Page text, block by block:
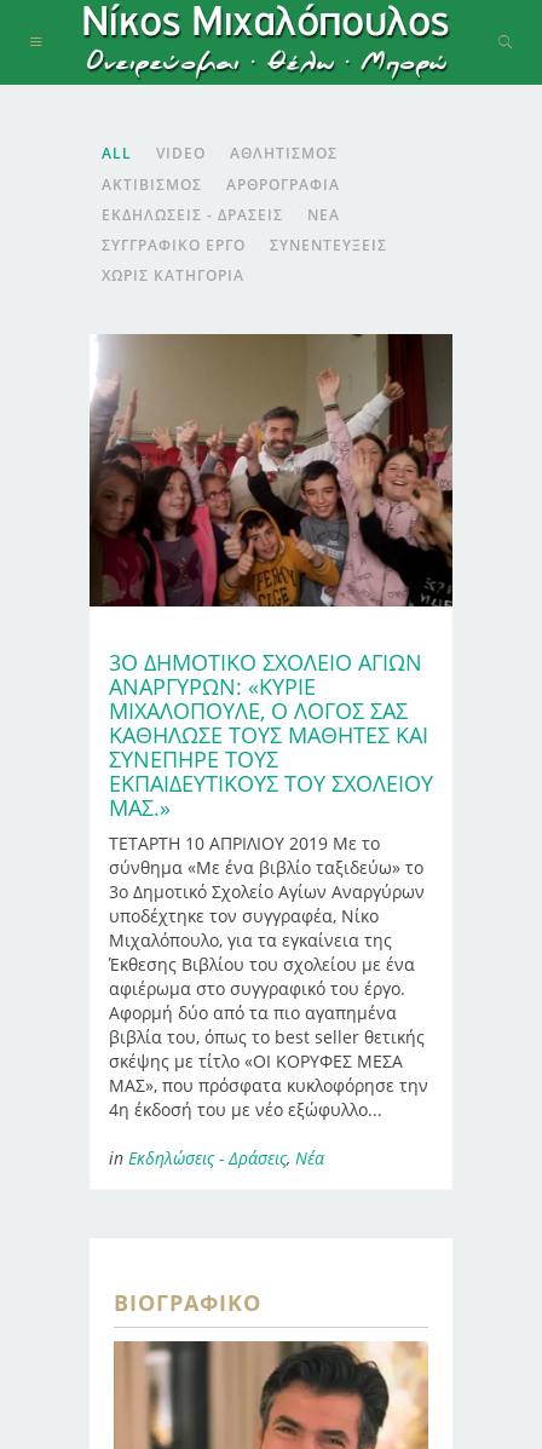
ALL VIDEO
ΑΘΛΗΤΙΣΜΌΣ
ΑΚΤΙΒΙΣΜΌΣ
ΑΡΘΡΟΓΡΑΦΊΑ
ΕΚΔΗΛΏΣΕΙΣ - ΔΡΆΣΕΙΣ
ΝΈΑ
ΣΥΓΓΡΑΦΙΚΌ ΈΡΓΟ
ΣΥΝΕΝΤΕΎΞΕΙΣ
ΧΩΡΊΣ ΚΑΤΗΓΟΡΊΑ
3Ο ΔΗΜΟΤΙΚΌ ΣΧΟΛΕΊΟ ΑΓΊΩΝ
ΑΝΑΡΓΎΡΩΝ: «ΚΎΡΙΕ
ΜΙΧΑΛΌΠΟΥΛΕ, Ο ΛΌΓΟΣ ΣΑΣ
ΚΑΘΉΛΩΣΕ ΤΟΥΣ ΜΑΘΗΤΈΣ ΚΑΙ
ΣΥΝΕΠΉΡΕ ΤΟΥΣ
ΕΚΠΑΙΔΕΥΤΙΚΟΎΣ ΤΟΥ ΣΧΟΛΕΊΟΥ
ΜΑΣ.»
ΤΕΤΑΡΤΗ 10 ΑΠΡΙΛΙΟΥ 2019 Με το
σύνθημα «Με ένα βιβλίο ταξιδεύω» το
3ο Δημοτικό Σχολείο Αγίων Αναργύρων
υποδέχτηκε τον συγγραφέα, Νίκο
Μιχαλόπουλο, για τα εγκαίνεια της
Έκθεσης Βιβλίου του σχολείου με ένα
αφιέρωμα στο συγγραφικό του έργο.
Αφορμή δύο από τα πιο αγαπημένα
βιβλία του, όπως το best seller θετικής
σκέψης με τίτλο «ΟΙ ΚΟΡΥΦΕΣ ΜΕΣΑ
ΜΑΣ», που πρόσφατα κυκλοφόρησε την
4η έκδοσή του με νέο εξώφυλλο...
in Εκδηλώσεις - Δράσεις, Νέα
ΒΙΟΓΡΑΦΙΚΌ